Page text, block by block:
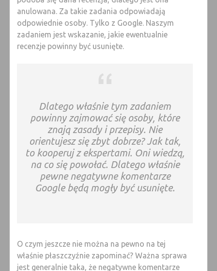
anulowana. Za takie zadania odpowiadają
odpowiednie osoby. Tylko z Google. Naszym
zadaniem jest wskazanie, jakie ewentualnie
recenzje powinny być usunięte.
Dlatego właśnie tym zadaniem
powinny zajmować się osoby, które
znają zasady i przepisy. Nie
orientujesz się zbyt dobrze? Jak tak,
to kooperuj z ekspertami. Oni wiedzą,
na co się powołać. Dlatego właśnie
pewne negatywne komentarze
Google będą mogły być usunięte.
O czym jeszcze nie można na pewno na tej
właśnie płaszczyźnie zapominać? Ważna sprawa
jest generalnie taka, że negatywne komentarze